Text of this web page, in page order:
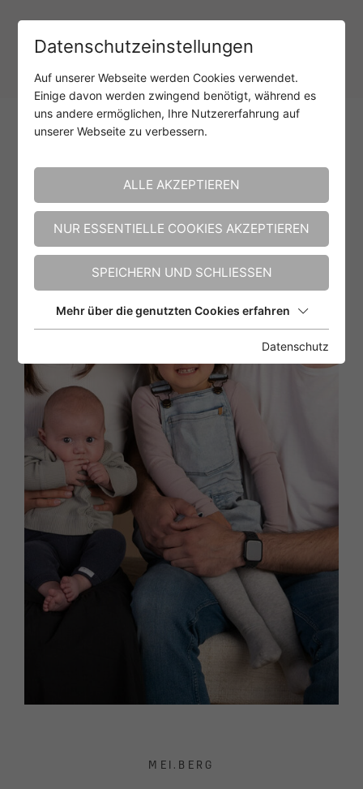
MEI.BERG
Datenschutzeinstellungen
Auf unserer Webseite werden Cookies verwendet.
Einige davon werden zwingend benötigt, während es
uns andere ermöglichen, Ihre Nutzererfahrung auf
unserer Webseite zu verbessern.
ALLE AKZEPTIEREN
NUR ESSENTIELLE COOKIES AKZEPTIEREN
SPEICHERN UND SCHLIESSEN
Mehr über die genutzten Cookies erfahren
Datenschutz